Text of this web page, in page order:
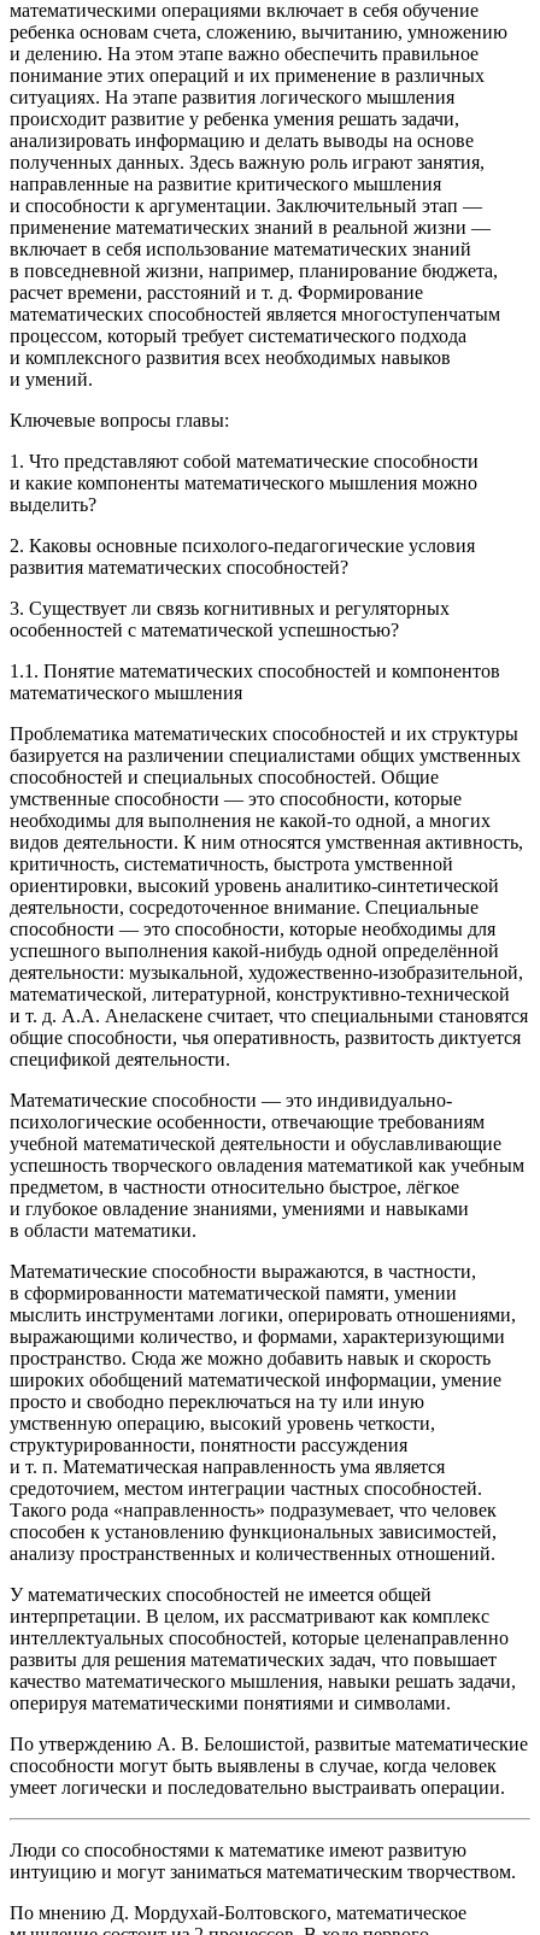
математическими операциями включает в себя обучение
ребенка основам счета, сложению, вычитанию, умножению
и делению. На этом этапе важно обеспечить правильное
понимание этих операций и их применение в различных
ситуациях. На этапе развития логического мышления
происходит развитие у ребенка умения решать задачи,
анализировать информацию и делать выводы на основе
полученных данных. Здесь важную роль играют занятия,
направленные на развитие критического мышления
и способности к аргументации. Заключительный этап —
применение математических знаний в реальной жизни —
включает в себя использование математических знаний
в повседневной жизни, например, планирование бюджета,
расчет времени, расстояний и т. д. Формирование
математических способностей является многоступенчатым
процессом, который требует систематического подхода
и комплексного развития всех необходимых навыков
и умений.
Ключевые вопросы главы:
1. Что представляют собой математические способности
и какие компоненты математического мышления можно
выделить?
2. Каковы основные психолого-педагогические условия
развития математических способностей?
3. Существует ли связь когнитивных и регуляторных
особенностей с математической успешностью?
1.1. Понятие математических способностей и компонентов
математического мышления
Проблематика математических способностей и их структуры
базируется на различении специалистами общих умственных
способностей и специальных способностей. Общие
умственные способности — это способности, которые
необходимы для выполнения не какой-то одной, а многих
видов деятельности. К ним относятся умственная активность,
критичность, систематичность, быстрота умственной
ориентировки, высокий уровень аналитико-синтетической
деятельности, сосредоточенное внимание. Специальные
способности — это способности, которые необходимы для
успешного выполнения какой-нибудь одной определённой
деятельности: музыкальной, художественно-изобразительной,
математической, литературной, конструктивно-технической
и т. д. А.А. Анеласкене считает, что специальными становятся
общие способности, чья оперативность, развитость диктуется
спецификой деятельности.
Математические способности — это индивидуально-
психологические особенности, отвечающие требованиям
учебной математической деятельности и обуславливающие
успешность творческого овладения математикой как учебным
предметом, в частности относительно быстрое, лёгкое
и глубокое овладение знаниями, умениями и навыками
в области математики.
Математические способности выражаются, в частности,
в сформированности математической памяти, умении
мыслить инструментами логики, оперировать отношениями,
выражающими количество, и формами, характеризующими
пространство. Сюда же можно добавить навык и скорость
широких обобщений математической информации, умение
просто и свободно переключаться на ту или иную
умственную операцию, высокий уровень четкости,
структурированности, понятности рассуждения
и т. п. Математическая направленность ума является
средоточием, местом интеграции частных способностей.
Такого рода «направленность» подразумевает, что человек
способен к установлению функциональных зависимостей,
анализу пространственных и количественных отношений.
У математических способностей не имеется общей
интерпретации. В целом, их рассматривают как комплекс
интеллектуальных способностей, которые целенаправленно
развиты для решения математических задач, что повышает
качество математического мышления, навыки решать задачи,
оперируя математическими понятиями и символами.
По утверждению А. В. Белошистой, развитые математические
способности могут быть выявлены в случае, когда человек
умеет логически и последовательно выстраивать операции.
Люди со способностями к математике имеют развитую
интуицию и могут заниматься математическим творчеством.
По мнению Д. Мордухай-Болтовского, математическое